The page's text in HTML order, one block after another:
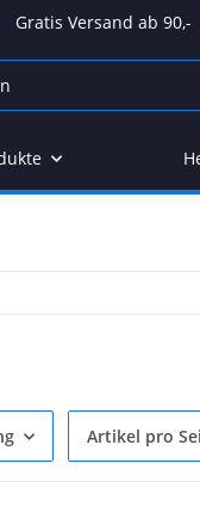
Gratis Versand ab 90,-
Artikel pro